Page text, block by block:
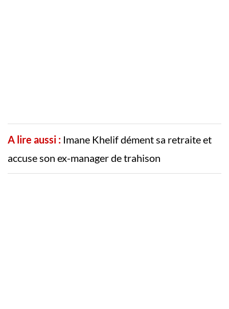
A lire aussi : Imane Khelif dément sa retraite et
accuse son ex-manager de trahison